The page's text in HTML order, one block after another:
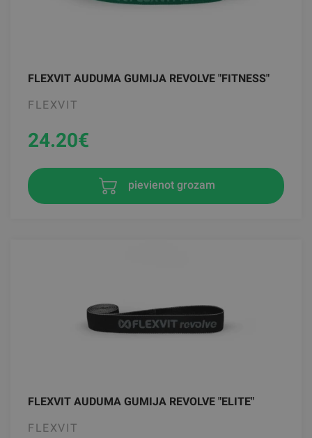
FLEXVIT AUDUMA GUMIJA REVOLVE "FITNESS"
FLEXVIT
24.20€
pievienot grozam
FLEXVIT AUDUMA GUMIJA REVOLVE "ELITE"
FLEXVIT